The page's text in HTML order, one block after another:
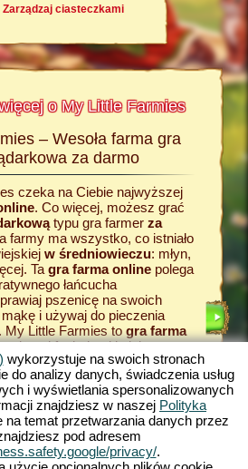
Zarządzaj ciasteczkami
o My Little Farmies
– Wesoła farma gra
za darmo
czeka na Ciebie najwyższej
. Co więcej, możesz grać
typu gra farmer za
farmy ma wszystko, co istniało
w średniowieczu: młyn,
Ta gra farma onlinepolega
łańcucha
pszenicę na swoich
i używaj do pieczenia
My Little Farmies to gra farma
funkcjami i piękną
typu farmagra online
we wszystkich jego
warzyw po hodowlę
tradycyjne zwierzęta
świnia Mangalica czy kura
kwitnące krajobrazy w My
teraz za darmo w jedną z
grze
zboże.
farmy,
temu
w My
pojawią
towary.
farma
wykorzystuje na swoich stronach
do analizy danych, świadczenia usług
i wyświetlania spersonalizowanych
znajdziesz w naszej Polityka
na temat przetwarzania danych przez
pod adresem
privacy/.